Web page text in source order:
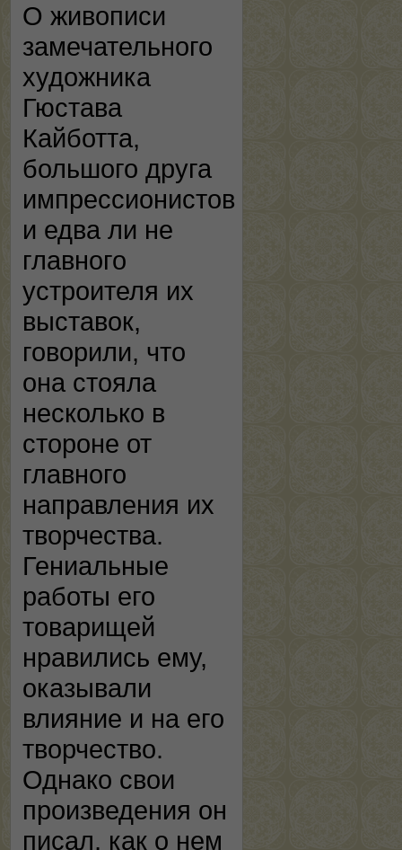
О живописи
замечательного
художника
Гюстава
Кайботта,
большого друга
импрессионистов
и едва ли не
главного
устроителя их
выставок,
говорили, что
она стояла
несколько в
стороне от
главного
направления их
творчества.
Гениальные
работы его
товарищей
нравились ему,
оказывали
влияние и на его
творчество.
Однако свои
произведения он
писал, как о нем